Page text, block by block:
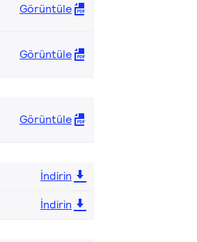
Görüntüle
Görüntüle
Görüntüle
İndirin
İndirin